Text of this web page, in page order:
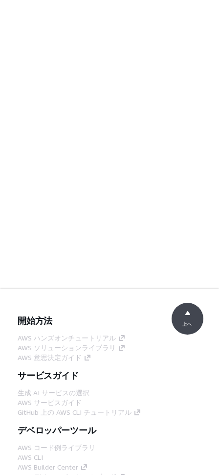
開始方法
AWS ハンズオンチュートリアル
AWS ソリューションライブラリ
AWS 意思決定ガイド
サービスガイド
生成 AI サービスの選択
AWS サービスガイド
GitHub 上の AWS CLI チュートリアル
デベロッパーツール
AWS コード例ライブラリ
AWS CLI
AWS Builder Center
上へ